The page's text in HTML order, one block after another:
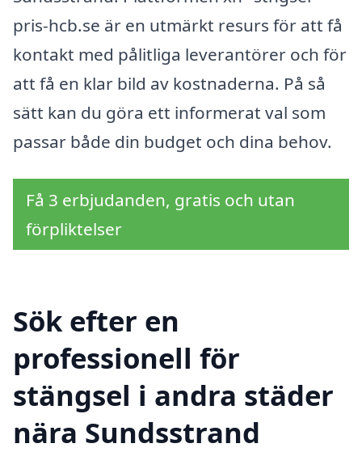
pris-hcb.se är en utmärkt resurs för att få
kontakt med pålitliga leverantörer och för
att få en klar bild av kostnaderna. På så
sätt kan du göra ett informerat val som
passar både din budget och dina behov.
Få 3 erbjudanden, gratis och utan
förpliktelser
Sök efter en
professionell för
stängsel i andra städer
nära Sundsstrand